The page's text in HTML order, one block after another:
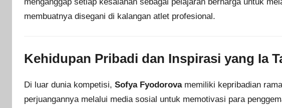
membuatnya disegani di kalangan atlet profesional.
Kehidupan Pribadi dan Inspirasi yang Ia
Di luar dunia kompetisi, Sofya Fyodorovamemiliki kepribadian
perjuangannya melalui media sosial untuk memotivasi para